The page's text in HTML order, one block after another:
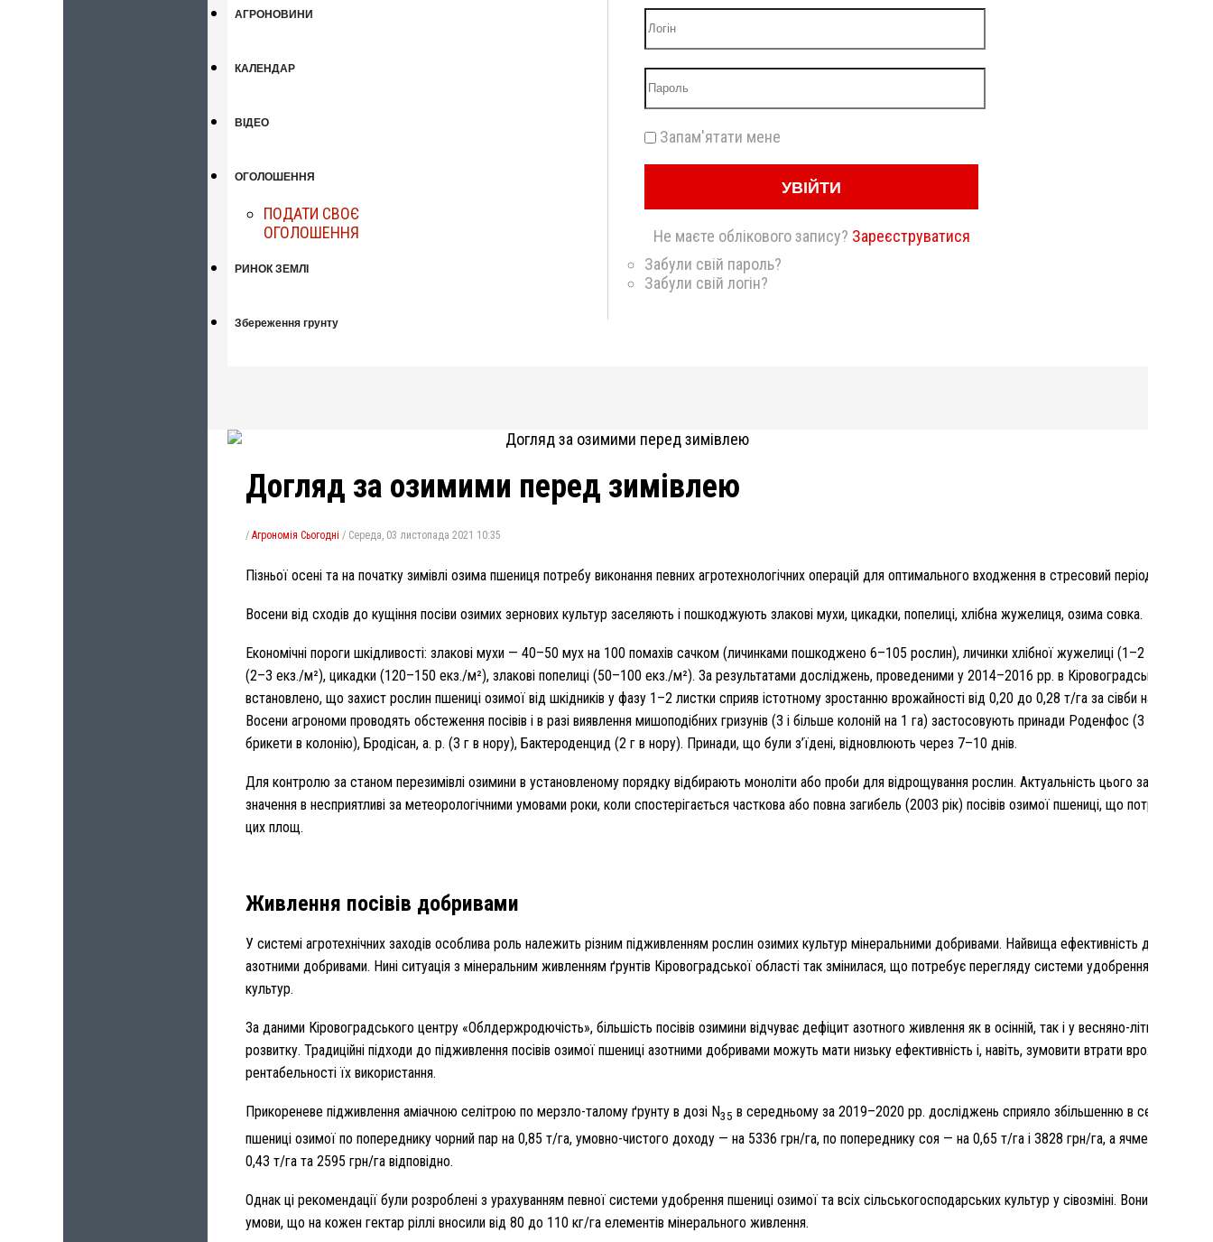
АГРОНОВИНИ
КАЛЕНДАР
ВІДЕО
ОГОЛОШЕННЯ
ПОДАТИ СВОЄ
ОГОЛОШЕННЯ
РИНОК ЗЕМЛІ
Збереження грунту
Запам'ятати мене
УВІЙТИ
Не маєте облікового запису? Зареєструватися
Забули свій пароль?
Забули свій логін?
Догляд за озимими перед зимівлею
/ Агрономія Сьогодні / Середа, 03 листопада 2021 10:35
Пізньої осені та на початку зимівлі озима пшениця потребу виконання певних агротехнологічних операцій для оптимального входження в стресовий період
Восени від сходів до кущіння посіви озимих зернових культур заселяють і пошкоджують злакові мухи, цикадки, попелиці, хлібна жужелиця, озима совка.
Економічні пороги шкідливості: злакові мухи — 40–50 мух на 100 помахів сачком (личинками пошкоджено 6–105 рослин), личинки хлібної жужелиці (1–2 екз./м²),
(2–3 екз./м²), цикадки (120–150 екз./м²), злакові попелиці (50–100 екз./м²). За результатами досліджень, проведеними у 2014–2016 рр. в Кіровоградській
встановлено, що захист рослин пшениці озимої від шкідників у фазу 1–2 листки сприяв істотному зростанню врожайності від 0,20 до 0,28 т/га за сівби насіння 10
Восени агрономи проводять обстеження посівів і в разі виявлення мишоподібних гризунів (3 і більше колоній на 1 га) застосовують принади Роденфос (3 г в
брикети в колонію), Бродісан, а. р. (3 г в нору), Бактероденцид (2 г в нору). Принади, що були з’їдені, відновлюють через 7–10 днів.
Для контролю за станом перезимівлі озимини в установленому порядку відбирають моноліти або проби для відрощування рослин. Актуальність цього заходу
значення в несприятливі за метеорологічними умовами роки, коли спостерігається часткова або повна загибель (2003 рік) посівів озимої пшениці, що потребує
цих площ.
Живлення посівів добривами
У системі агротехнічних заходів особлива роль належить різним підживленням рослин озимих культур мінеральними добривами. Найвища ефективність
азотними добривами. Нині ситуація з мінеральним живленням ґрунтів Кіровоградської області так змінилася, що потребує перегляду системи удобрення
культур.
За даними Кіровоградського центру «Облдержродючість», більшість посівів озимини відчуває дефіцит азотного живлення як в осінній, так і у весняно-літній
розвитку. Традиційні підходи до підживлення посівів озимої пшениці азотними добривами можуть мати низьку ефективність і, навіть, зумовити втрати врожаю та
рентабельності їх використання.
Прикореневе підживлення аміачною селітрою по мерзло-талому ґрунту в дозі N35 в середньому за 2019–2020 рр. досліджень сприяло збільшенню в середньому
пшениці озимої по попереднику чорний пар на 0,85 т/га, умовно-чистого доходу — на 5336 грн/га, по попереднику соя — на 0,65 т/га і 3828 грн/га, а ячменю
0,43 т/га та 2595 грн/га відповідно.
Однак ці рекомендації були розроблені з урахуванням певної системи удобрення пшениці озимої та всіх сільськогосподарських культур у сівозміні. Вони
умови, що на кожен гектар ріллі вносили від 80 до 110 кг/га елементів мінерального живлення.